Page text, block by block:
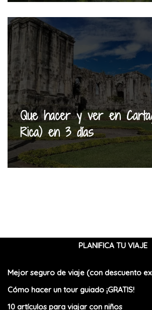
Que hacer y ver en
Rica) en 3 días
PLANIFICA TU VIAJE
Mejor seguro de viaje (con descuento
Cómo hacer un tour guiado ¡GRATIS!
10 artículos para viajar con niños